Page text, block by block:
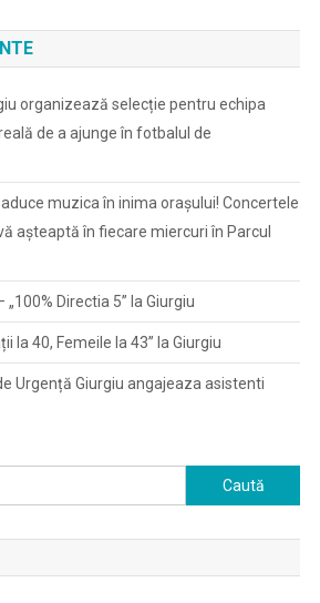
organizează selecție pentru echipa
de a ajunge în fotbalul de
muzica în inima orașului! Concertele
așteaptă în fiecare miercuri în Parcul
Directia 5” la Giurgiu
la 40, Femeile la 43” la Giurgiu
Urgență Giurgiu angajeaza asistenti
Caută
după: